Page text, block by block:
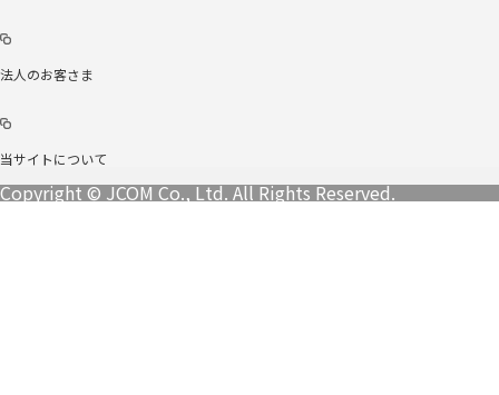
法人のお客さま
当サイトについて
Copyright © JCOM Co., Ltd. All Rights Reserved.